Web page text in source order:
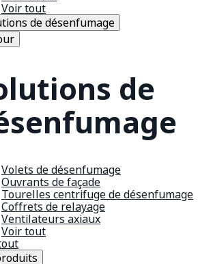
Voir tout
de désenfumage
de
Volets de désenfumage
Ouvrants de façade
Tourelles centrifuge de désenfumage
Coffrets de relayage
Ventilateurs axiaux
Voir tout